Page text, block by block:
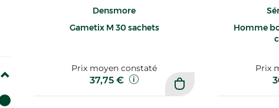
REPLIER
Densmore
Gametix M 30 sachets
Prix moyen constaté
37,75 €
Homme
Prix